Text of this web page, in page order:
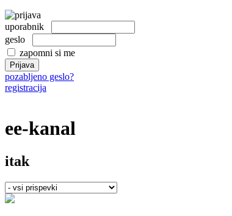
uporabnik
geslo
zapomni si me
pozabljeno geslo?
registracija
ee-kanal
itak